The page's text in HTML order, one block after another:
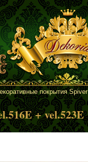
покрытия Spiver
+ vel.523E